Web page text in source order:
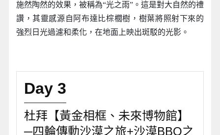
施然陶然的效果，被稱為“光之雨”。這是對大自然的禮
讚，其靈感源自阿布達比棕櫚樹，樹葉將照射下來的
強烈日光過濾和柔化，在地面上映出斑駁的光影。
Day 3
杜拜【黃金相框、未來博物館】
─四輪傳動沙漠之旅+沙漠BBQ之